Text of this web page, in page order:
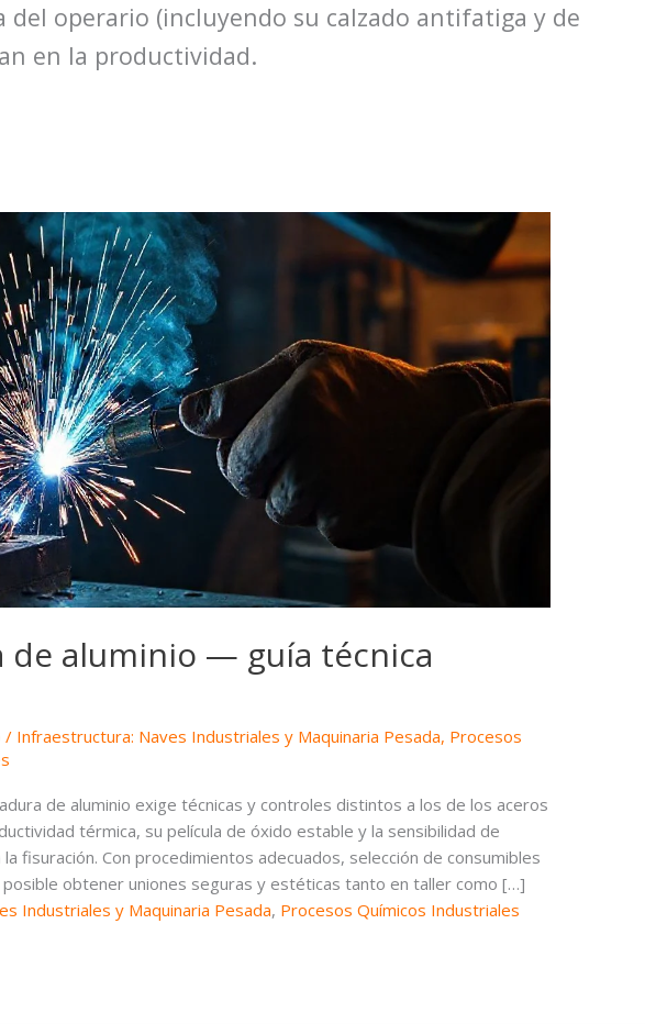
del operario (incluyendo su calzado antifatiga y de
en la productividad.
de aluminio — guía técnica
/ Infraestructura: Naves Industriales y Maquinaria Pesada, Procesos
de aluminio exige técnicas y controles distintos a los de los aceros
térmica, su película de óxido estable y la sensibilidad de
la fisuración. Con procedimientos adecuados, selección de consumibles
obtener uniones seguras y estéticas tanto en taller como […]
Industriales y Maquinaria Pesada, Procesos Químicos Industriales